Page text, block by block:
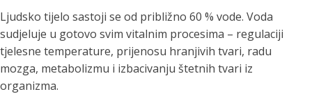
Ljudsko tijelo sastoji se od približno 60 % vode. Voda
sudjeluje u gotovo svim vitalnim procesima – regulaciji
tjelesne temperature, prijenosu hranjivih tvari, radu
mozga, metabolizmu i izbacivanju štetnih tvari iz
organizma.